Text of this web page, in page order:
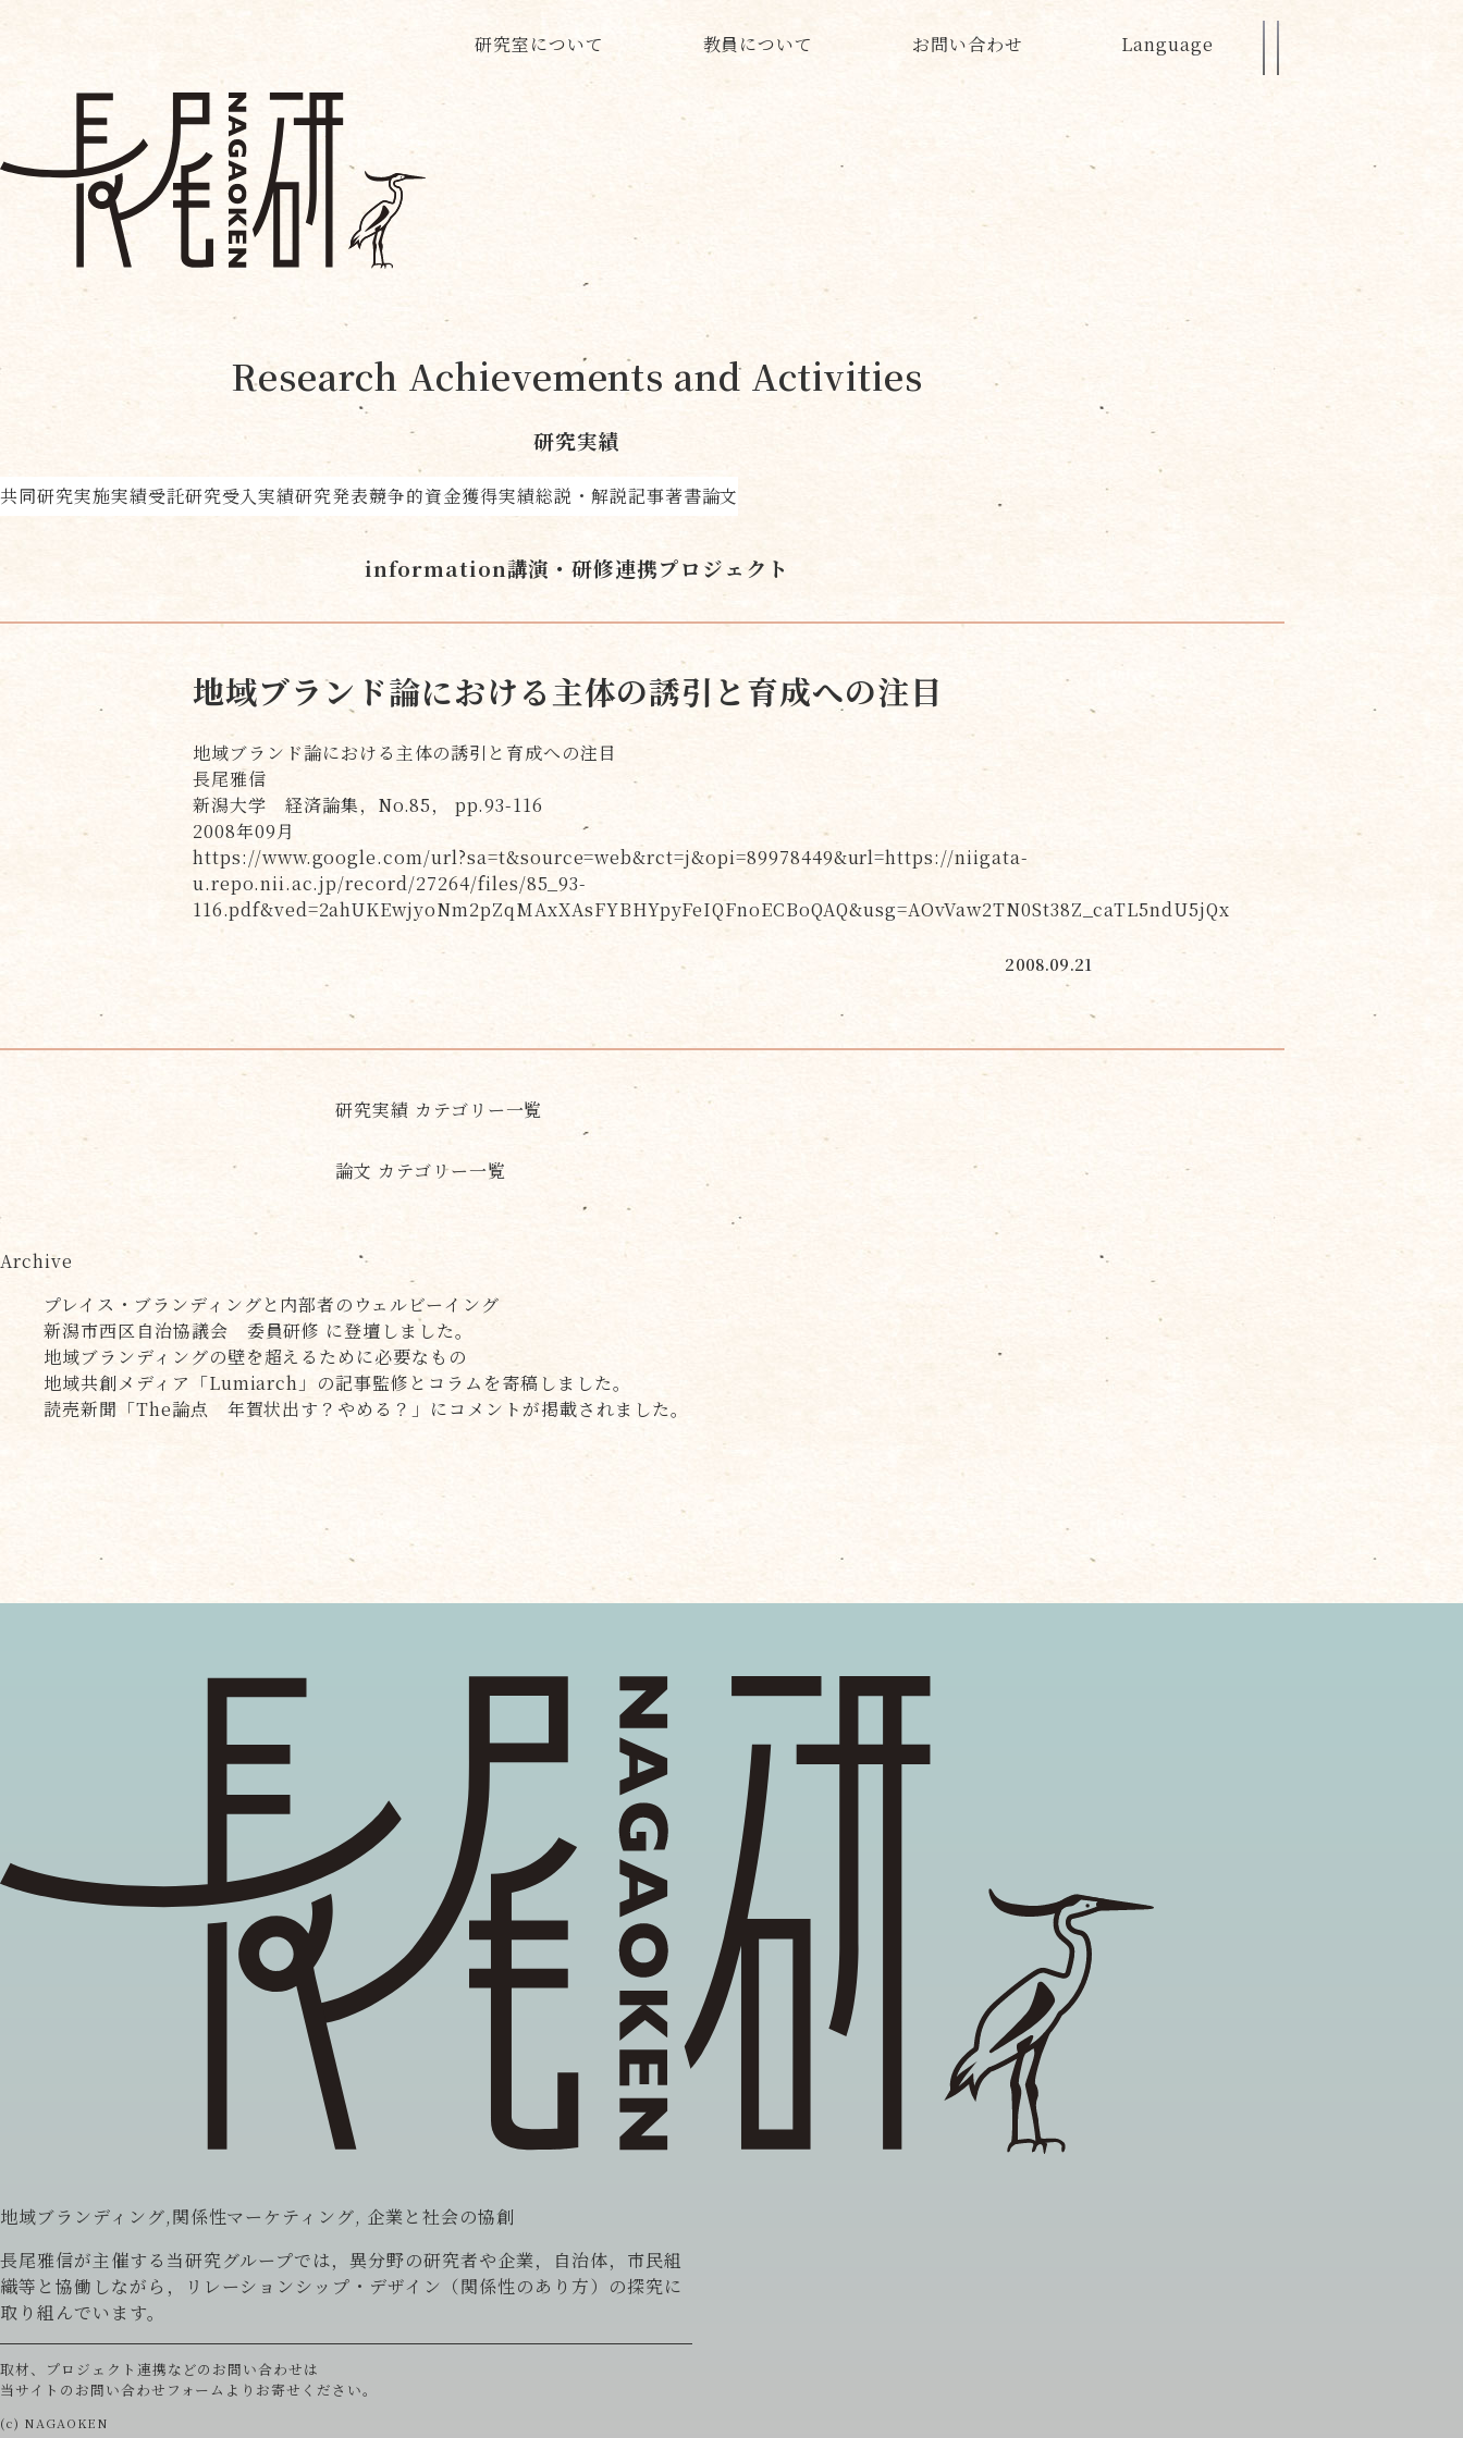
研究室について 教員について お問い合わせ Language
Research Achievements and Activities
研究実績
共同研究実施実績受託研究受入実績研究発表競争的資金獲得実績総説・解説記事著書論文
information講演・研修連携プロジェクト
地域ブランド論における主体の誘引と育成への注目
地域ブランド論における主体の誘引と育成への注目
長尾雅信
新潟大学 経済論集，No.85， pp.93-116
2008年09月
https://www.google.com/url?sa=t&source=web&rct=j&opi=89978449&url=https://niigata-
u.repo.nii.ac.jp/record/27264/files/85_93-
116.pdf&ved=2ahUKEwjyoNm2pZqMAxXAsFYBHYpyFeIQFnoECBoQAQ&usg=AOvVaw2TN0St38Z_caTL5ndU5jQx
2008.09.21
研究実績 カテゴリー一覧
論文 カテゴリー一覧
Archive
プレイス・ブランディングと内部者のウェルビーイング
新潟市西区自治協議会 委員研修 に登壇しました。
地域ブランディングの壁を超えるために必要なもの
地域共創メディア「Lumiarch」の記事監修とコラムを寄稿しました。
読売新聞「The論点 年賀状出す？やめる？」にコメントが掲載されました。
地域ブランディング,関係性マーケティング, 企業と社会の協創
長尾雅信が主催する当研究グループでは，異分野の研究者や企業，自治体，市民組
織等と協働しながら，リレーションシップ・デザイン（関係性のあり方）の探究に
取り組んでいます。
取材、プロジェクト連携などのお問い合わせは
当サイトの お問い合わせフォーム よりお寄せください。
(c) NAGAOKEN